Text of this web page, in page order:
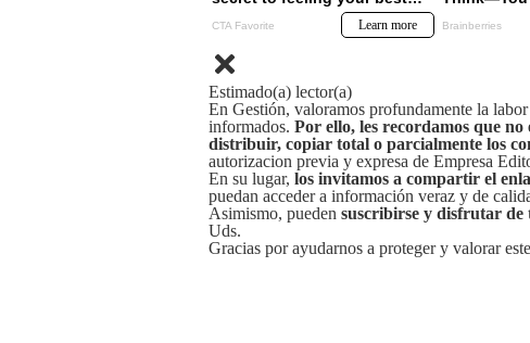
Estimado(a) lector(a)
En Gestión, valoramos profundamente la
informados. Por ello, les recordamos que
distribuir, copiar total o parcialmente los
autorizacion previa y expresa de Empresa
En su lugar, los invitamos a compartir el
puedan acceder a información veraz y de
Asimismo, pueden suscribirse y disfrutar de
Uds.
Gracias por ayudarnos a proteger y valorar